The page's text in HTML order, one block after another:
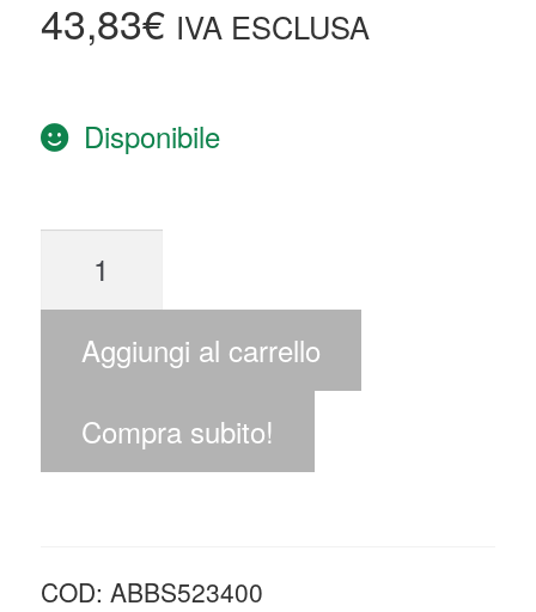
43,83€ IVA ESCLUSA
Disponibile
Aggiungi al carrello
Compra subito!
COD: ABBS523400